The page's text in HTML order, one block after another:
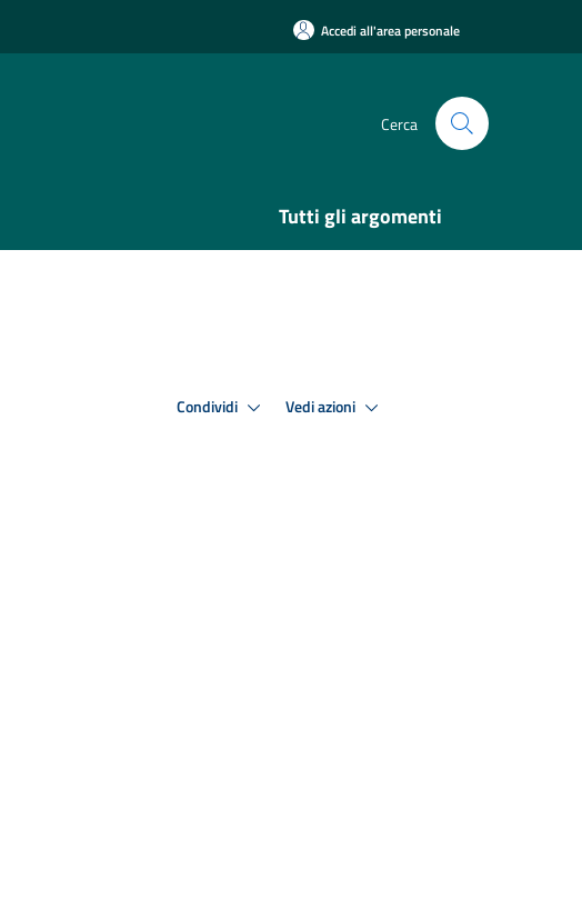
Accedi all'area personale
Cerca
Tutti gli argomenti
Condividi Vedi azioni